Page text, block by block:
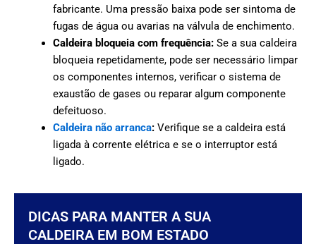
fabricante. Uma pressão baixa pode ser sintoma de
fugas de água ou avarias na válvula de enchimento.
Caldeira bloqueia com frequência: Se a sua caldeira
bloqueia repetidamente, pode ser necessário limpar
os componentes internos, verificar o sistema de
exaustão de gases ou reparar algum componente
defeituoso.
Caldeira não arranca: Verifique se a caldeira está
ligada à corrente elétrica e se o interruptor está
ligado.
DICAS PARA MANTER A SUA
CALDEIRA EM BOM ESTADO